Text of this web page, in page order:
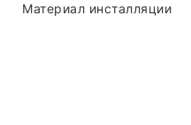
Материал инсталляции